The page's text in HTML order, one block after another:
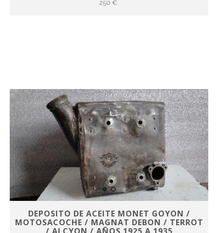
250 €
DEPOSITO DE ACEITE MONET GOYON /
MOTOSACOCHE / MAGNAT DEBON / TERROT